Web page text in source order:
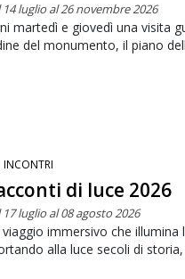
14 luglio al 26 novembre 2026
martedì e giovedì una visita
del monumento, il piano
INCONTRI
di luce 2026
17 luglio al 08 agosto 2026
viaggio immersivo che
alla luce secoli di